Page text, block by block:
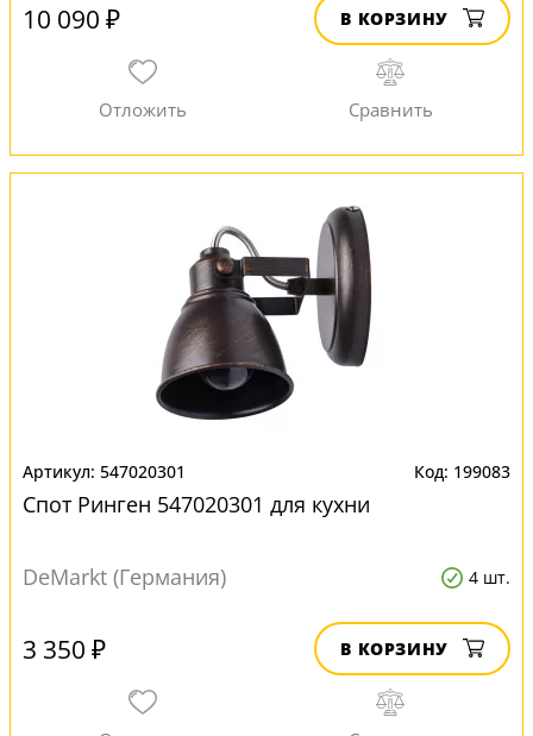
10 090 ₽ В КОРЗИНУ
547020301 199083
Спот Ринген 547020301 для кухни
DeMarkt (Германия) 4 шт.
3 350 ₽ В КОРЗИНУ